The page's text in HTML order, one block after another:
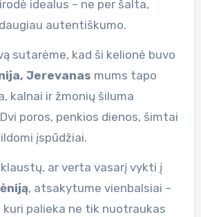
idealus – ne per šalta,
autentiškumo.
sutarėme, kad ši kelionė buvo
Jerevanas mums tapo
kalnai ir žmonių šiluma
poros, penkios dienos, šimtai
įspūdžiai.
ar verta vasarį vykti į
, atsakytume vienbalsiai –
kuri palieka ne tik nuotraukas